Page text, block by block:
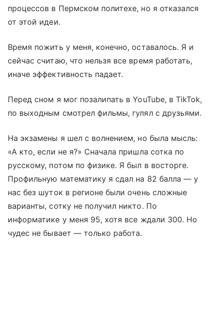
процессов в Пермском политехе, но я отказался
от этой идеи.
Время пожить у меня, конечно, оставалось. Я и
сейчас считаю, что нельзя все время работать,
иначе эффективность падает.
Перед сном я мог позалипать в YouTube, в TikTok,
по выходным смотрел фильмы, гулял с друзьями.
На экзамены я шел с волнением, но была мысль:
«А кто, если не я?» Сначала пришла сотка по
русскому, потом по физике. Я был в восторге.
Профильную математику я сдал на 82 балла — у
нас без шуток в регионе были очень сложные
варианты, сотку не получил никто. По
информатике у меня 95, хотя все ждали 300. Но
чудес не бывает — только работа.